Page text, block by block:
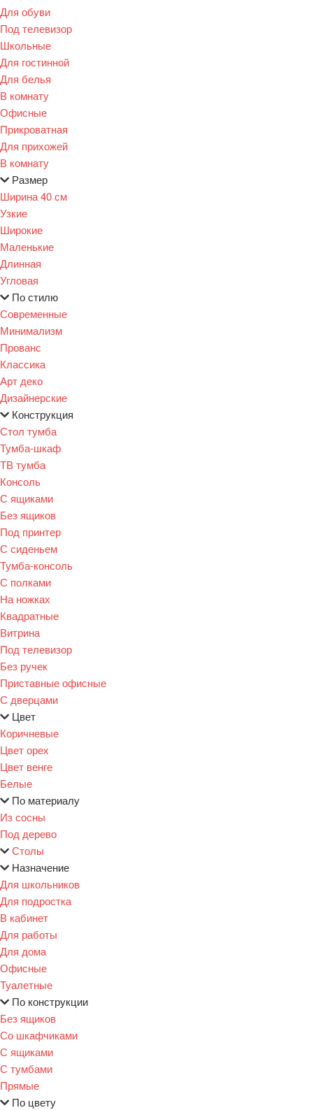
Для обуви
Под телевизор
Школьные
Для гостинной
Для белья
В комнату
Офисные
Прикроватная
Для прихожей
В комнату
Размер
Ширина 40 см
Узкие
Широкие
Маленькие
Длинная
Угловая
По стилю
Современные
Минимализм
Прованс
Классика
Арт деко
Дизайнерские
Конструкция
Стол тумба
Тумба-шкаф
ТВ тумба
Консоль
С ящиками
Без ящиков
Под принтер
С сиденьем
Тумба-консоль
С полками
На ножках
Квадратные
Витрина
Под телевизор
Без ручек
Приставные офисные
С дверцами
Цвет
Коричневые
Цвет орех
Цвет венге
Белые
По материалу
Из сосны
Под дерево
Столы
Назначение
Для школьников
Для подростка
В кабинет
Для работы
Для дома
Офисные
Туалетные
По конструкции
Без ящиков
Со шкафчиками
С ящиками
С тумбами
Прямые
По цвету